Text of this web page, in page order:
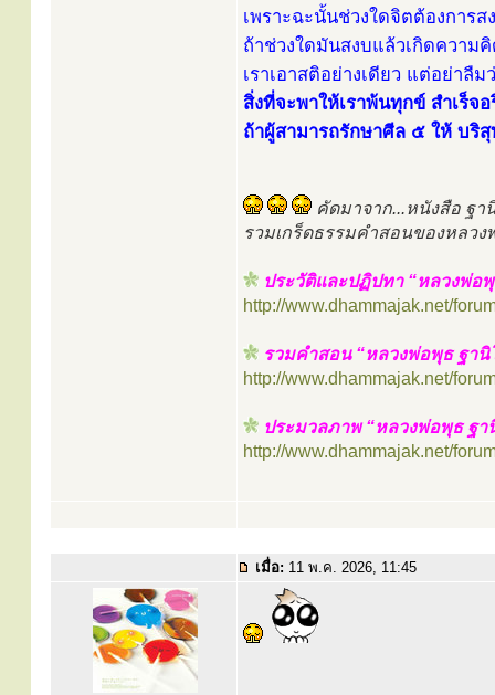
เพราะฉะนั้นช่วงใดจิตต้องการส
ถ้าช่วงใดมันสงบแล้วเกิดควา
เราเอาสติอย่างเดียว แต่อย่าลืม
สิ่งที่จะพาให้เราพ้นทุกข์ สำเร็
ถ้าผู้สามารถรักษาศีล ๕ ให้ บริ
คัดมาจาก...หนังสือ ฐ
รวมเกร็ดธรรมคำสอนของหลวง
ประวัติและปฏิปทา “หลวงพ่อ
http://www.dhammajak.net/
รวมคำสอน “หลวงพ่อพุธ ฐานิ
http://www.dhammajak.net/
ประมวลภาพ “หลวงพ่อพุธ ฐา
http://www.dhammajak.net/
เมื่อ: 11 พ.ค. 2026, 11:45